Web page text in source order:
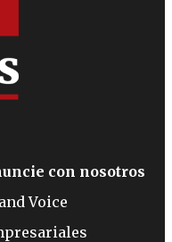
con nosotros
Voice